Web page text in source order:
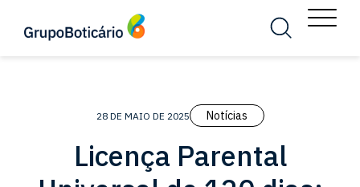
Busca Menu
28 DE MAIO DE 2025 Notícias
Licença Parental